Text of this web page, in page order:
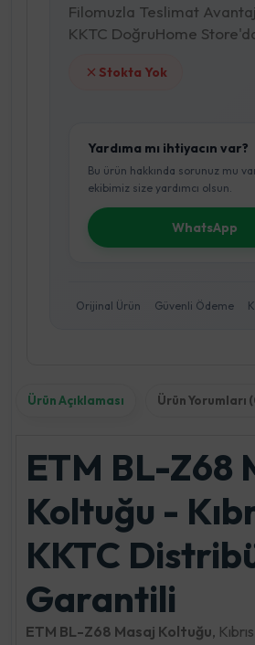
Filomuzla Teslimat
KKTC DoğruHome
Stokta Yok
Yardıma mı ihtiyacın var?
Bu ürün hakkında sorunuz mu
ekibimiz size yardımcı olsun.
WhatsApp
Orijinal Ürün Güvenli Ödeme
Ürün Açıklaması Ürün Yorumları
ETM BL-Z68
Koltuğu -
KKTC
Garantili
ETM BL-Z68 Masaj Koltuğu,